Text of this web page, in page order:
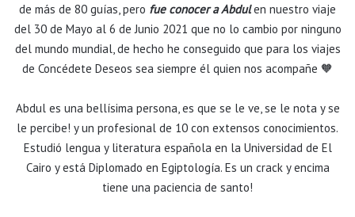
de más de 80 guías, pero fue conocer a Abdulen nuestro viaje
del 30 de Mayo al 6 de Junio 2021 que no lo cambio por ninguno
del mundo mundial, de hecho he conseguido que para los viajes
de Concédete Deseos sea siempre él quien nos acompañe 🧡
Abdul es una bellísima persona, es que se le ve, se le nota y se
le percibe! y un profesional de 10 con extensos conocimientos.
Estudió lengua y literatura española en la Universidad de El
Cairo y está Diplomado en Egiptología. Es un crack y encima
tiene una paciencia de santo!